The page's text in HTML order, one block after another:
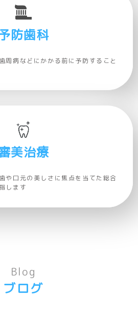
防歯科
周病などにかかる前に予防すること
美治療
や口元の美しさに焦点を当てた総合
します
Blog
ブログ